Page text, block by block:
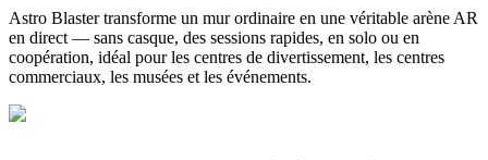
Astro Blaster transforme un mur ordinaire en une véritable arène AR
en direct — sans casque, des sessions rapides, en solo ou en
coopération, idéal pour les centres de divertissement, les centres
commerciaux, les musées et les événements.